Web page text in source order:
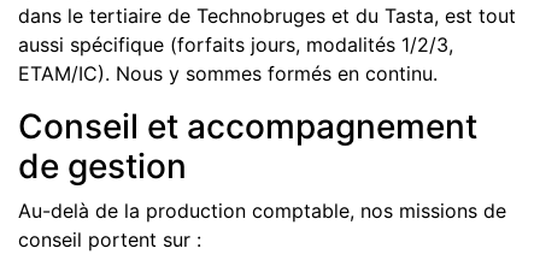
dans le tertiaire de Technobruges et du Tasta, est tout
aussi spécifique (forfaits jours, modalités 1/2/3,
ETAM/IC). Nous y sommes formés en continu.
Conseil et accompagnement
de gestion
Au-delà de la production comptable, nos missions de
conseil portent sur :